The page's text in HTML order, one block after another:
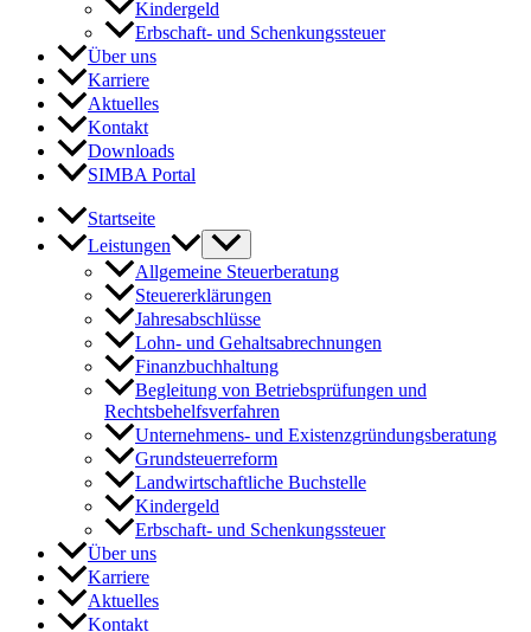
Kindergeld
Erbschaft- und Schenkungssteuer
Über uns
Karriere
Aktuelles
Kontakt
Downloads
SIMBA Portal
Startseite
Leistungen
Allgemeine Steuerberatung
Steuererklärungen
Jahresabschlüsse
Lohn- und Gehaltsabrechnungen
Finanzbuchhaltung
Begleitung von Betriebsprüfungen und
Rechtsbehelfsverfahren
Unternehmens- und Existenzgründungsberatung
Grundsteuerreform
Landwirtschaftliche Buchstelle
Kindergeld
Erbschaft- und Schenkungssteuer
Über uns
Karriere
Aktuelles
Kontakt